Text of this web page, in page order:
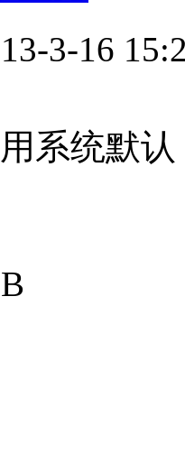
3-16
系统默认